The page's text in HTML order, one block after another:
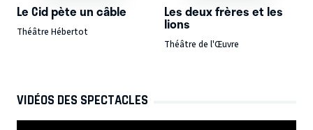
Le Cid pète un câble
Théâtre Hébertot
Les deux frères et les
lions
Théâtre de l'Œuvre
VIDÉOS DES SPECTACLES